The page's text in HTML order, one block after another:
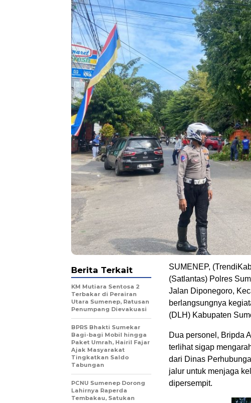
SUMENEP,
(Satlantas) Polres
Jalan Diponegoro,
berlangsungnya
(DLH) Kabupaten
Dua personel, Bripda
terlihat sigap
dari Dinas
jalur untuk menjaga
dipersempit.
Berita Terkait
KM Mutiara Sentosa 2
Terbakar di Perairan
Utara Sumenep, Ratusan
Penumpang Dievakuasi
BPRS Bhakti Sumekar
Bagi-bagi Mobil hingga
Paket Umrah, Hairil Fajar
Ajak Masyarakat
Tingkatkan Saldo
Tabungan
PCNU Sumenep Dorong
Lahirnya Raperda
Tembakau, Satukan